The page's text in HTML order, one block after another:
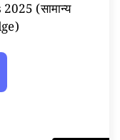
(सामान्य